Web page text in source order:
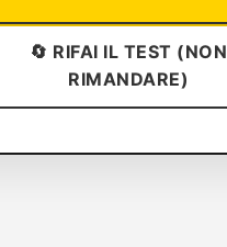
🔄 RIFAI IL TEST (NON
RIMANDARE)